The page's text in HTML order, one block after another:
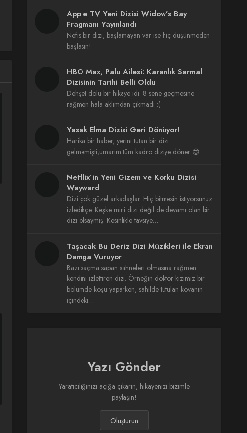
Apple TV Yeni Dizisi Widow’s Bay
Fragmanı Yayınlandı
Nefis bir dizi, başlamayan var ise hiç düşünmeden
başlasın!
HBO Max, Palu Ailesi: Karanlık Sarmal
Dizisinin Tarihi Belli Oldu
Dehşet dolu bir hikaye idi. 8 sene geçmesine
rağmen hala aklımdan çıkmadı :(
Yasak Elma Dizisi Geri Dönüyor!
Harika bir haber, yerini tutan bir dizi
gelmemişti,umarım tüm kadro diziye döner 😍
Netflix’in Yeni Gizem ve Korku Dizisi
Wayward
Dizi çok güzel arkadaşlar. Hiç bitmesin istiyorsunuz
izledikçe. Keşke mini dizi değil de devamı olan bir
dizi olsaymış. Kesinlikle tavsiye…
Taşacak Bu Deniz Dizi Müzikleri ile Ekran
Damga Vuruyor
Bazı saçma sapan sahneleri olmasına rağmen
kendini izlettiren dizi. Örneğin doktor kızımız bir
bölümde koşu yaparken, sahilde tutulan kovanın
içindeki…
Yazı Gönder
Yaratıcılığınızı açığa çıkarın, hikayenizi bizimle
paylaşın!
Oluşturun